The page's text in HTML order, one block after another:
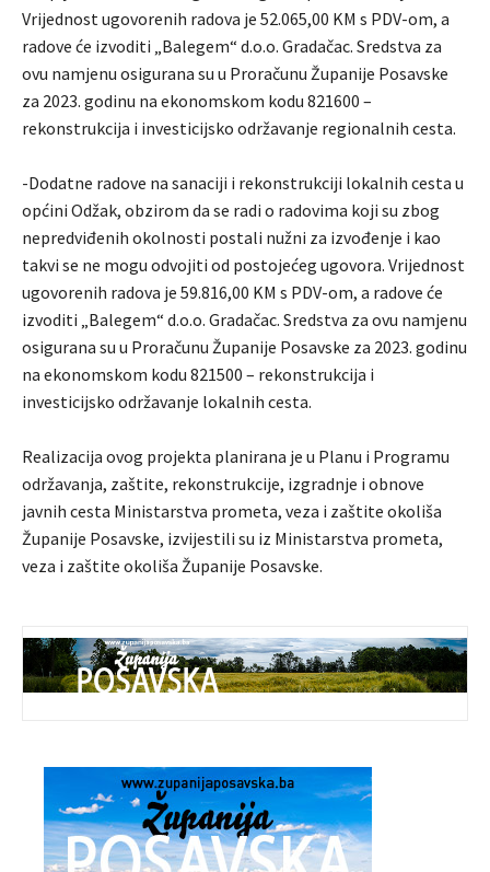
Vrijednost ugovorenih radova je 52.065,00 KM s PDV-om, a
radove će izvoditi „Balegem“ d.o.o. Gradačac. Sredstva za
ovu namjenu osigurana su u Proračunu Županije Posavske
za 2023. godinu na ekonomskom kodu 821600 –
rekonstrukcija i investicijsko održavanje regionalnih cesta.
-Dodatne radove na sanaciji i rekonstrukciji lokalnih cesta u
općini Odžak, obzirom da se radi o radovima koji su zbog
nepredviđenih okolnosti postali nužni za izvođenje i kao
takvi se ne mogu odvojiti od postojećeg ugovora. Vrijednost
ugovorenih radova je 59.816,00 KM s PDV-om, a radove će
izvoditi „Balegem“ d.o.o. Gradačac. Sredstva za ovu namjenu
osigurana su u Proračunu Županije Posavske za 2023. godinu
na ekonomskom kodu 821500 – rekonstrukcija i
investicijsko održavanje lokalnih cesta.
Realizacija ovog projekta planirana je u Planu i Programu
održavanja, zaštite, rekonstrukcije, izgradnje i obnove
javnih cesta Ministarstva prometa, veza i zaštite okoliša
Županije Posavske, izvijestili su iz Ministarstva prometa,
veza i zaštite okoliša Županije Posavske.